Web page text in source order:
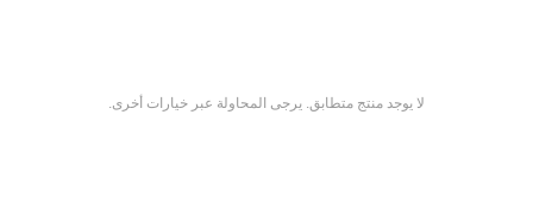
لا يوجد منتج متطابق. يرجى المحاولة عبر خيارات أخرى.